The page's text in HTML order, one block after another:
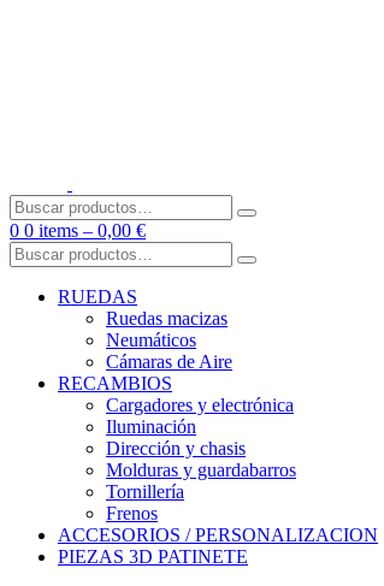
Buscar
por:
0 0 items – 0,00 €
Buscar
por:
RUEDAS
Ruedas macizas
Neumáticos
Cámaras de Aire
RECAMBIOS
Cargadores y electrónica
Iluminación
Dirección y chasis
Molduras y guardabarros
Tornillería
Frenos
ACCESORIOS / PERSONALIZACION
PIEZAS 3D PATINETE